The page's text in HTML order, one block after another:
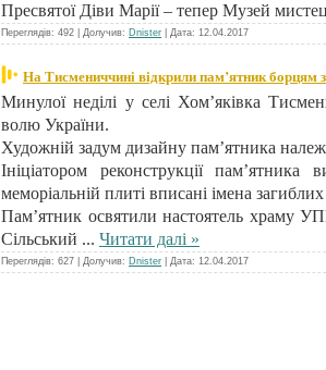
Пресвятої Діви Марії – тепер Музей
Переглядів: 492 | Долучив: Dnister | Дата: 12.04.2017
На Тисмениччині відкрили пам’ятник борцям
Минулої неділі у селі Хом’яківка
волю України.
Художній задум дизайну пам’ятника
Ініціатором реконструкції
меморіальній плиті вписані імена
Пам’ятник освятили настоятель храму
Сільський ... Читати далі »
Переглядів: 627 | Долучив: Dnister | Дата: 12.04.2017